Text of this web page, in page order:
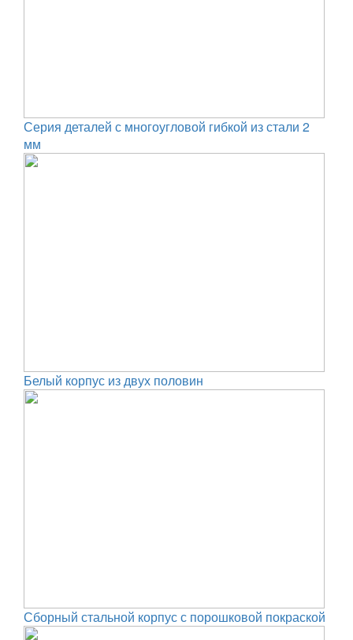
Серия деталей с многоугловой гибкой из стали 2
мм
Белый корпус из двух половин
Сборный стальной корпус с порошковой покраской